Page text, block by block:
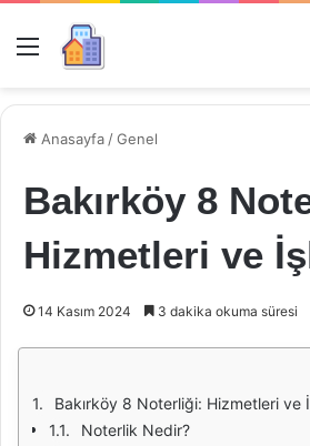
Menü
Anasayfa /Genel
Bakırköy 8
Hizmetleri ve
14 Kasım 2024 3 dakika okuma süresi
Bakırköy 8 Noterliği: Hizmetleri ve
Noterlik Nedir?